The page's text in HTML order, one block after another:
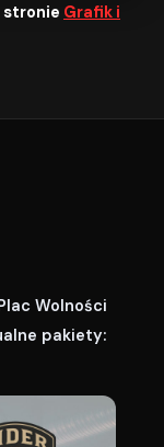
stronie Grafik i
Wolności
pakiety: